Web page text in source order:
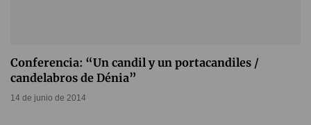
Conferencia: “Un candil y un portacandiles /
candelabros de Dénia”
14 de junio de 2014